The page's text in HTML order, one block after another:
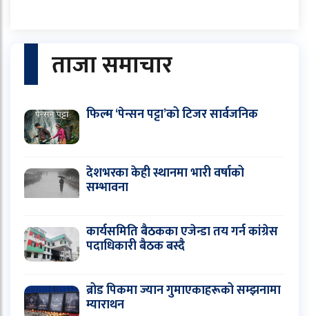
ताजा समाचार
फिल्म ‘पेन्सन पट्टा’को टिजर सार्वजनिक
देशभरका केही स्थानमा भारी वर्षाको
सम्भावना
कार्यसमिति बैठकका एजेन्डा तय गर्न कांग्रेस
पदाधिकारी बैठक बस्दै
ब्रोड पिकमा ज्यान गुमाएकाहरूको सम्झनामा
म्याराथन